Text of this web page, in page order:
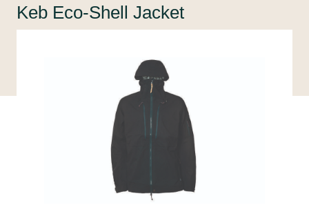
Keb Eco-Shell Jacket